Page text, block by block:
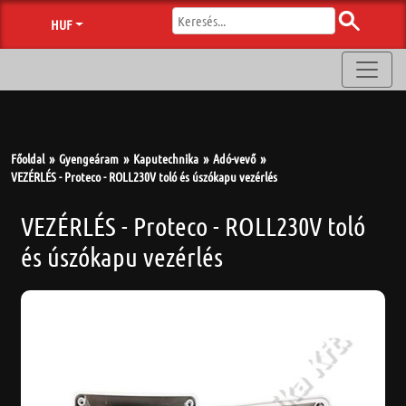
HUF
Főoldal Gyengeáram Kaputechnika
Adó-vevő
VEZÉRLÉS - Proteco - ROLL230V toló és úszókapu vezérlés
VEZÉRLÉS - Proteco - ROLL230V toló
és úszókapu vezérlés